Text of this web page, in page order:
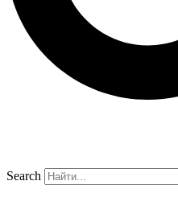
Search